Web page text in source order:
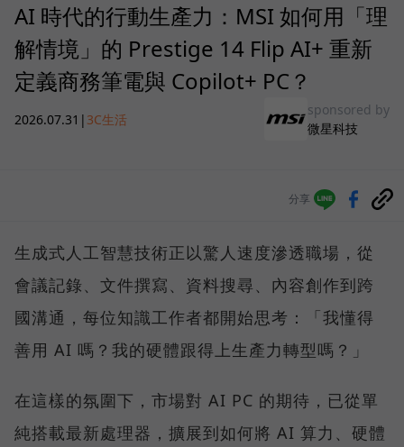
AI 時代的行動生產力：MSI 如何用「理
解情境」的 Prestige 14 Flip AI+ 重新
定義商務筆電與 Copilot+ PC？
2026.07.31 | 3C生活
sponsored by
微星科技
分享
生成式人工智慧技術正以驚人速度滲透職場，從
會議記錄、文件撰寫、資料搜尋、內容創作到跨
國溝通，每位知識工作者都開始思考：「我懂得
善用 AI 嗎？我的硬體跟得上生產力轉型嗎？」
在這樣的氛圍下，市場對 AI PC 的期待，已從單
純搭載最新處理器，擴展到如何將 AI 算力、硬體